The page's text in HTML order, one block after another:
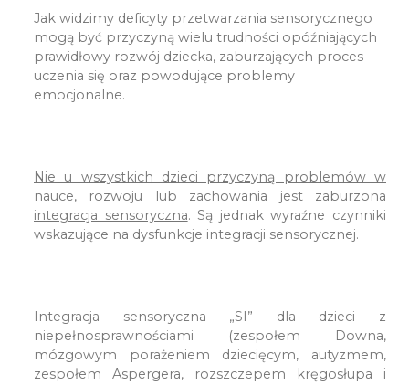
Jak widzimy deficyty przetwarzania sensorycznego
mogą być przyczyną wielu trudności opóźniających
prawidłowy rozwój dziecka, zaburzających proces
uczenia się oraz powodujące problemy
emocjonalne.
Nie u wszystkich dzieci przyczyną problemów w
nauce, rozwoju lub zachowania jest zaburzona
integracja sensoryczna. Są jednak wyraźne czynniki
wskazujące na dysfunkcje integracji sensorycznej.
Integracja sensoryczna „SI” dla dzieci z
niepełnosprawnościami (zespołem Downa,
mózgowym porażeniem dziecięcym, autyzmem,
zespołem Aspergera, rozszczepem kręgosłupa i